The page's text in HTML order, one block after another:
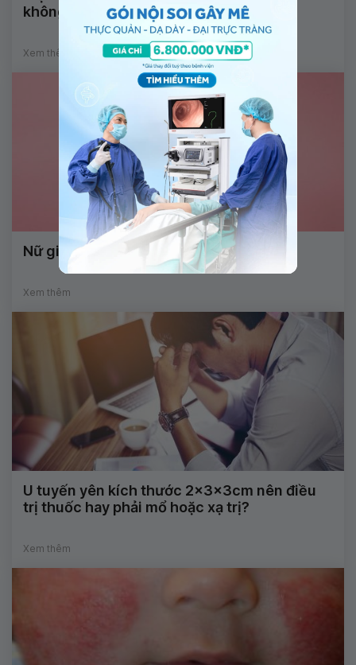
không?
Xem thêm
Nữ giới mất kinh nguyên nhân là gì?
Xem thêm
U tuyến yên kích thước 2x3x3cm nên điều
trị thuốc hay phải mổ hoặc xạ trị?
Xem thêm